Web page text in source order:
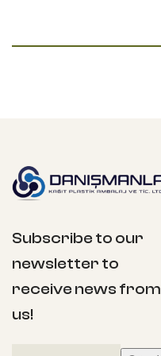
Subscribe to our
newsletter to
receive news from
us!